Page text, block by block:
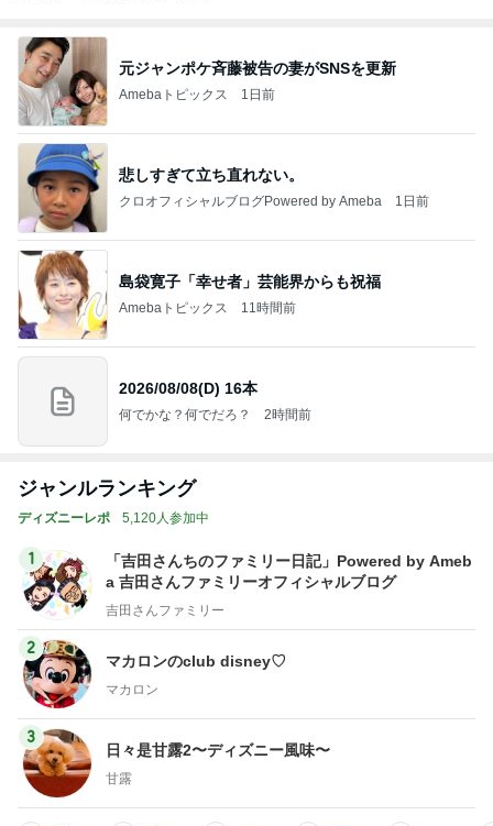
元ジャンポケ斉藤被告の妻がSNSを更新
Amebaトピックス 1日前
悲しすぎて立ち直れない。
クロオフィシャルブログPowered by Ameba 1日前
島袋寛子「幸せ者」芸能界からも祝福
Amebaトピックス 11時間前
2026/08/08(D) 16本
何でかな？何でだろ？ 2時間前
ジャンルランキング
ディズニーレポ 5,120人参加中
1
「吉田さんちのファミリー日記」Powered by Ameb
a 吉田さんファミリーオフィシャルブログ
吉田さんファミリー
2
マカロンのclub disney♡
マカロン
3
日々是甘露2〜ディズニー風味〜
甘露